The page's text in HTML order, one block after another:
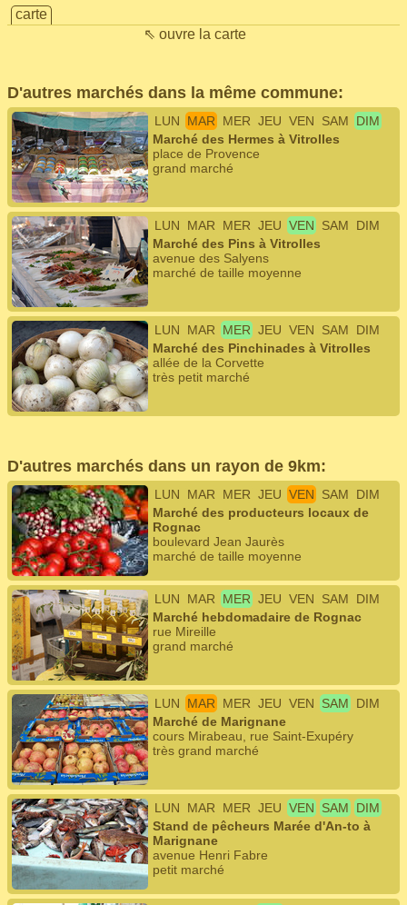
carte
⇖ ouvre la carte
D'autres marchés dans la même commune:
LUN MAR MER JEU VEN SAM
DIM
Marché des Hermes à Vitrolles
place de Provence
grand marché
LUN MAR MER JEU VEN SAM
DIM
Marché des Pins à Vitrolles
avenue des Salyens
marché de taille moyenne
LUN MAR MER JEU VEN SAM
DIM
Marché des Pinchinades à Vitrolles
allée de la Corvette
très petit marché
D'autres marchés dans un rayon de 9km:
LUN MAR MER JEU VEN SAM
DIM
Marché des producteurs locaux de
Rognac
boulevard Jean Jaurès
marché de taille moyenne
LUN MAR MER JEU VEN SAM
DIM
Marché hebdomadaire de Rognac
rue Mireille
grand marché
LUN MAR MER JEU VEN SAM
DIM
Marché de Marignane
cours Mirabeau, rue Saint-Exupéry
très grand marché
LUN MAR MER JEU VEN SAM
DIM
Stand de pêcheurs Marée d'An-to à
Marignane
avenue Henri Fabre
petit marché